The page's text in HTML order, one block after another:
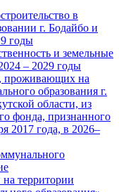
в
г. Бодайбо и
годы
и земельные
– 2029 годы
проживающих на
образования г.
области, из
фонда, признанного
2017 года, в 2026–
территории